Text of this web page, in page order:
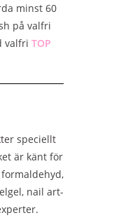
minst 60
på valfri
valfri TOP
speciellt
är känt för
nail art-